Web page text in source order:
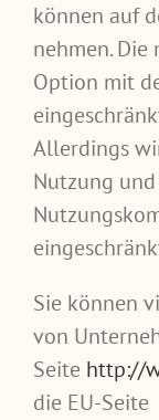
können auf
nehmen.
Option mit
Allerdings
Nutzung
Sie können
von
Seite http://
die EU-Seite